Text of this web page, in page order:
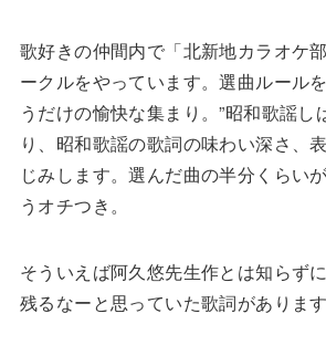
歌好きの仲間内で「北新地カラオケ
ークルをやっています。選曲ルール
うだけの愉快な集まり。”昭和歌謡し
り、昭和歌謡の歌詞の味わい深さ、
じみします。選んだ曲の半分くらい
うオチつき。
そういえば阿久悠先生作とは知らず
残るなーと思っていた歌詞があります